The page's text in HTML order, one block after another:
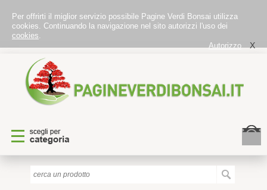
Per offrirti il miglior servizio possibile Pagine Verdi Bonsai utilizza
cookies. Continuando la navigazione nel sito autorizzi l'uso dei
cookies.
Autorizzo
X